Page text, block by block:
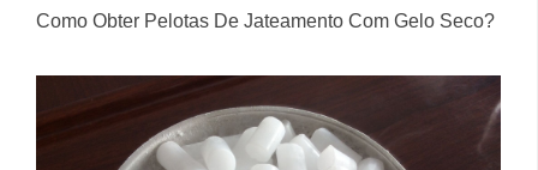
Como Obter Pelotas De Jateamento Com Gelo Seco?